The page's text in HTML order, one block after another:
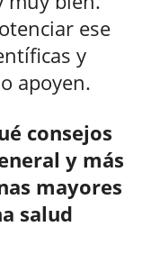
ese
y
apoyen.
consejos
y más
mayores
salud